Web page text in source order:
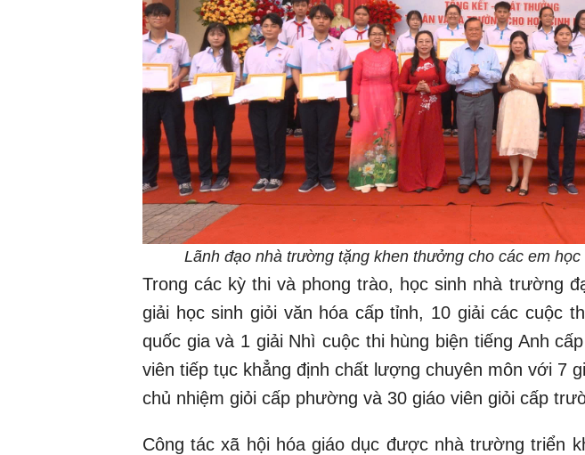
Lãnh đạo nhà trường tặng khen thưởng cho các em
Trong các kỳ thi và phong trào, học sinh nhà trường
giải học sinh giỏi văn hóa cấp tỉnh, 10 giải các cuộc
quốc gia và 1 giải Nhì cuộc thi hùng biện tiếng Anh
viên tiếp tục khẳng định chất lượng chuyên môn với 7
chủ nhiệm giỏi cấp phường và 30 giáo viên giỏi cấp
Công tác xã hội hóa giáo dục được nhà trường triển